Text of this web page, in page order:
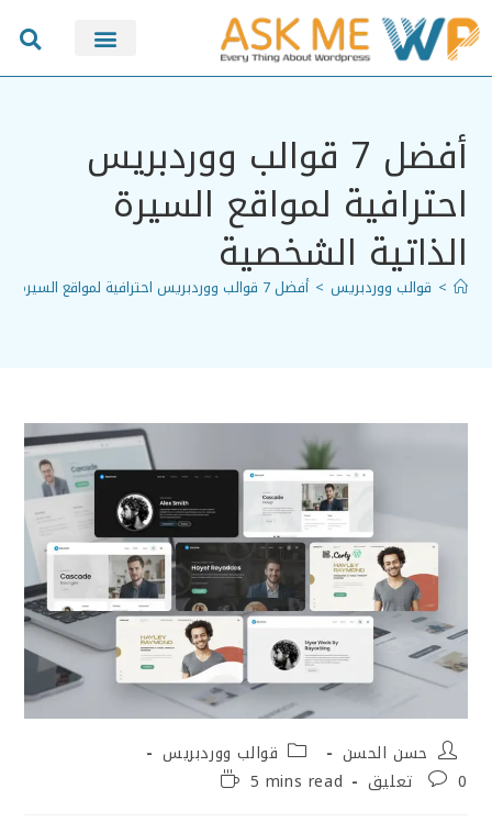
أفضل 7 قوالب ووردبريس
احترافية لمواقع السيرة
الذاتية الشخصية
> قوالب ووردبريس > أفضل 7 قوالب ووردبريس احترافية لمواقع السيرة الذاتية الشخصية
حسن الحسن
قوالب ووردبريس
0 تعليق
5 mins read